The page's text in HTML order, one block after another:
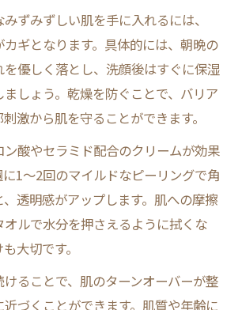
ずみずしい肌を手に入れるには、
ギとなります。具体的には、朝晩の
優しく落とし、洗顔後はすぐに保湿
しょう。乾燥を防ぐことで、バリア
激から肌を守ることができます。
酸やセラミド配合のクリームが効果
1～2回のマイルドなピーリングで角
透明感がアップします。肌への摩擦
ルで水分を押さえるように拭くな
大切です。
けることで、肌のターンオーバーが整
づくことができます。肌質や年齢に